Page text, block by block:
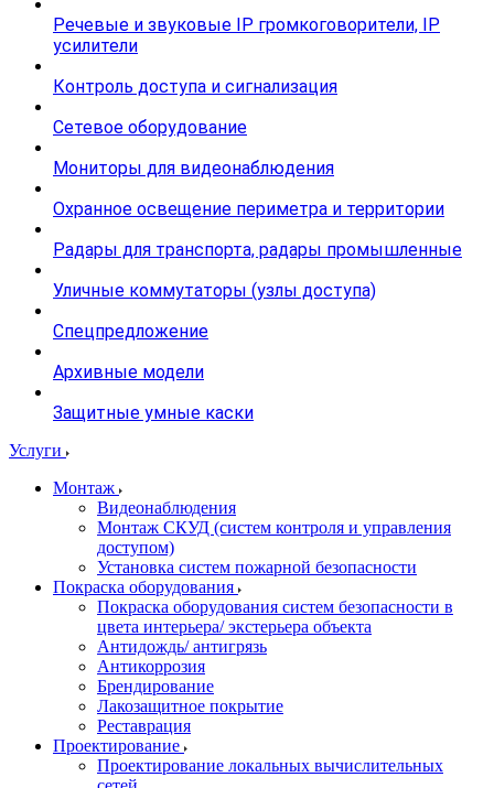
Речевые и звуковые IP громкоговорители, IP
усилители
Контроль доступа и сигнализация
Сетевое оборудование
Мониторы для видеонаблюдения
Охранное освещение периметра и территории
Радары для транспорта, радары промышленные
Уличные коммутаторы (узлы доступа)
Спецпредложение
Архивные модели
Защитные умные каски
Услуги
Монтаж
Видеонаблюдения
Монтаж СКУД (систем контроля и управления
доступом)
Установка систем пожарной безопасности
Покраска оборудования
Покраска оборудования систем безопасности в
цвета интерьера/ экстерьера объекта
Антидождь/ антигрязь
Антикоррозия
Брендирование
Лакозащитное покрытие
Реставрация
Проектирование
Проектирование локальных вычислительных